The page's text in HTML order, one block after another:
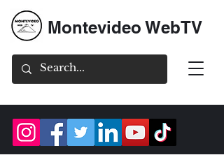
Montevideo WebTV